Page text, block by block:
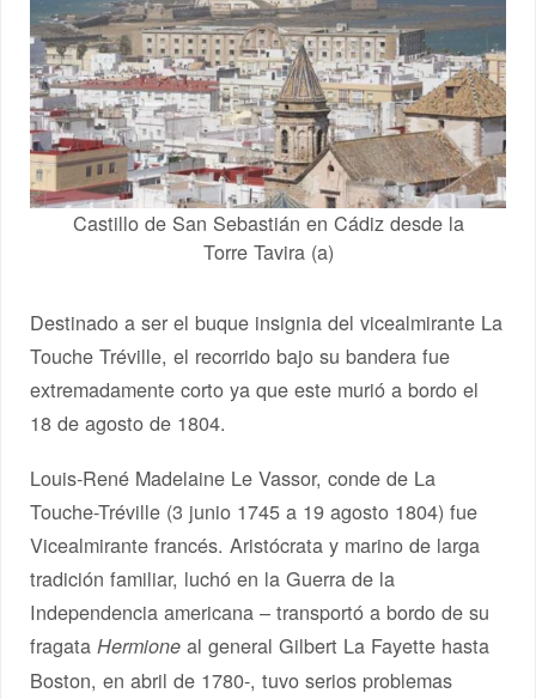
Castillo de San Sebastián en Cádiz desde la
Torre Tavira (a)
Destinado a ser el buque insignia del vicealmirante La
Touche Tréville, el recorrido bajo su bandera fue
extremadamente corto ya que este murió a bordo el
18 de agosto de 1804.
Louis-René Madelaine Le Vassor, conde de La
Touche-Tréville (3 junio 1745 a 19 agosto 1804) fue
Vicealmirante francés. Aristócrata y marino de larga
tradición familiar, luchó en la Guerra de la
Independencia americana – transportó a bordo de su
fragataHermione al general Gilbert La Fayette hasta
Boston, en abril de 1780-, tuvo serios problemas